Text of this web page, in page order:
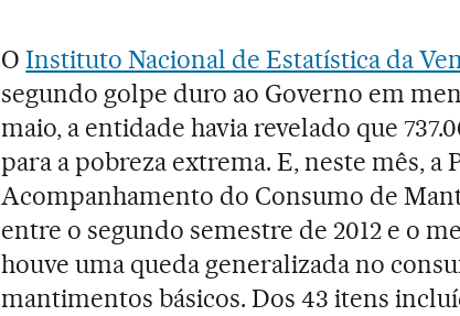
OInstituto Nacional de Estatística da
segundo golpe duro ao Governo em
maio, a entidade havia revelado que
para a pobreza extrema. E, neste mês, a
Acompanhamento do Consumo de
entre o segundo semestre de 2012 e o
houve uma queda generalizada no
mantimentos básicos. Dos 43 itens